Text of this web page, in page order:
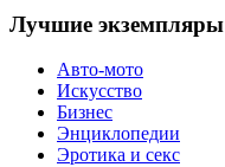
Лучшие экземпляры
Авто-мото
Искусство
Бизнес
Энциклопедии
Эротика и секс